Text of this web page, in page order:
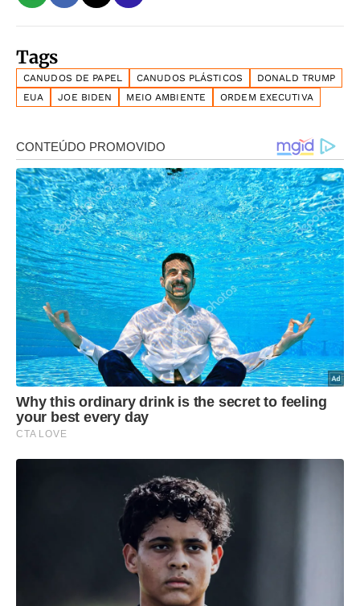
Tags
CANUDOS DE PAPEL CANUDOS PLÁSTICOS
DONALD TRUMP
EUA
JOE BIDEN MEIO AMBIENTE ORDEM EXECUTIVA